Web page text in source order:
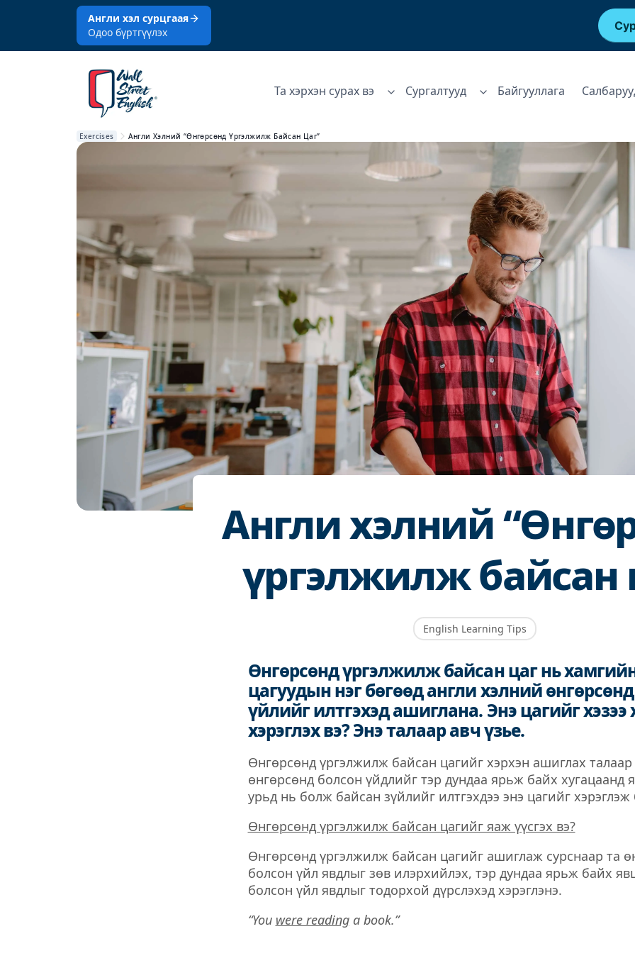
Англи хэл сурцгаая
Одоо бүртгүүлэх
Та хэрхэн сурах вэ Сургалтууд Байгууллага
Exercises Англи Хэлний “Өнгөрсөнд Үргэлжилж Байсан Цаг”
Англи хэлний
үргэлжилж байсан
English Learning Tips
Өнгөрсөнд үргэлжилж байсан цаг нь
цагуудын нэг бөгөөд англи хэлний
үйлийг илтгэхэд ашиглана. Энэ цагийг хэзээ
хэрэглэх вэ? Энэ талаар авч үзье.
Өнгөрсөнд үргэлжилж байсан цагийг хэрхэн ашиглах талаар
өнгөрсөнд болсон үйдлийг тэр дундаа ярьж байх хугацаанд
урьд нь болж байсан зүйлийг илтгэхдээ энэ цагийг
Өнгөрсөнд үргэлжилж байсан цагийг яаж үүсгэх вэ?
Өнгөрсөнд үргэлжилж байсан цагийг ашиглаж сурснаар та
болсон үйл явдлыг зөв илэрхийлэх, тэр дундаа ярьж байх
болсон үйл явдлыг тодорхой дүрслэхэд хэрэглэнэ.
“You were readinga book.”